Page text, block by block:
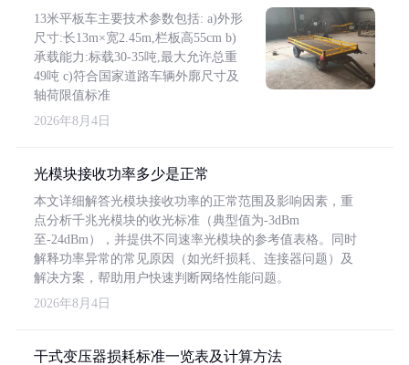
13米平板车主要技术参数包括: a)外形
尺寸:长13m×宽2.45m,栏板高55cm b)
承载能力:标载30-35吨,最大允许总重
49吨 c)符合国家道路车辆外廓尺寸及
轴荷限值标准
2026年8月4日
光模块接收功率多少是正常
本文详细解答光模块接收功率的正常范围及影响因素，重
点分析千兆光模块的收光标准（典型值为-3dBm
至-24dBm），并提供不同速率光模块的参考值表格。同时
解释功率异常的常见原因（如光纤损耗、连接器问题）及
解决方案，帮助用户快速判断网络性能问题。
2026年8月4日
干式变压器损耗标准一览表及计算方法